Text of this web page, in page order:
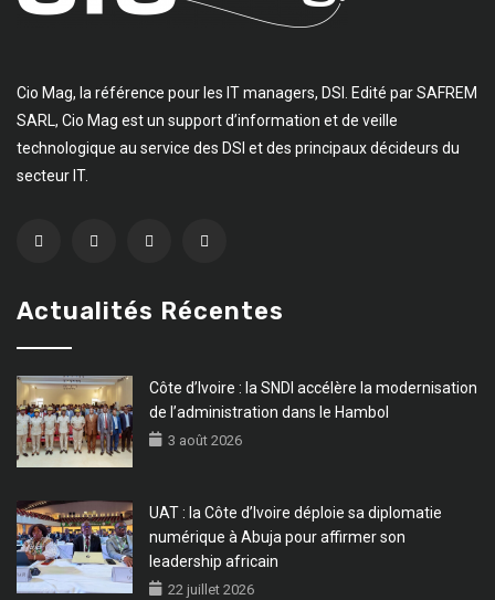
Cio Mag, la référence pour les IT managers, DSI. Edité par SAFREM
SARL, Cio Mag est un support d’information et de veille
technologique au service des DSI et des principaux décideurs du
secteur IT.
Actualités Récentes
Côte d’Ivoire : la SNDI accélère la modernisation
de l’administration dans le Hambol
3 août 2026
UAT : la Côte d’Ivoire déploie sa diplomatie
numérique à Abuja pour affirmer son
leadership africain
22 juillet 2026